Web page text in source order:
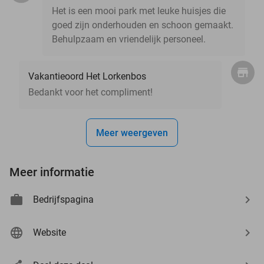
Het is een mooi park met leuke huisjes die
goed zijn onderhouden en schoon gemaakt.
Behulpzaam en vriendelijk personeel.
Vakantieoord Het Lorkenbos
Bedankt voor het compliment!
Meer weergeven
Meer informatie
Bedrijfspagina
Website